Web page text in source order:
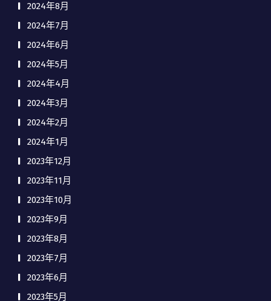
2024年8月
2024年7月
2024年6月
2024年5月
2024年4月
2024年3月
2024年2月
2024年1月
2023年12月
2023年11月
2023年10月
2023年9月
2023年8月
2023年7月
2023年6月
2023年5月